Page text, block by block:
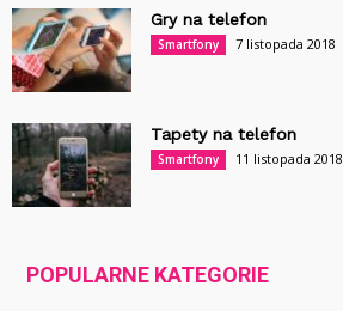
Gry na telefon
Smartfony 7 listopada 2018
Tapety na telefon
Smartfony 11 listopada 2018
POPULARNE KATEGORIE